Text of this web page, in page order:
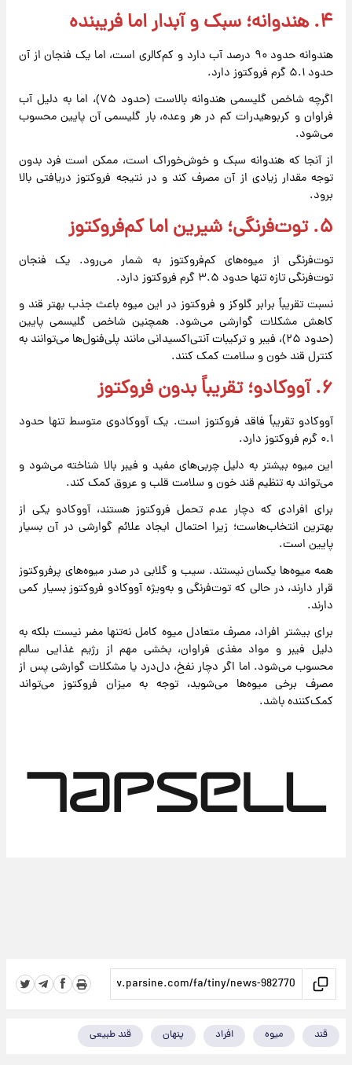
۴. هندوانه؛ سبک و آبدار اما فریبنده
هندوانه حدود ۹۰ درصد آب دارد و کم‌کالری است، اما یک فنجان از آن
حدود ۵.۱ گرم فروکتوز دارد.
اگرچه شاخص گلیسمی هندوانه بالاست (حدود ۷۵)، اما به دلیل آب
فراوان و کربوهیدرات کم در هر وعده، بار گلیسمی آن پایین محسوب
می‌شود.
از آنجا که هندوانه سبک و خوش‌خوراک است، ممکن است فرد بدون
توجه مقدار زیادی از آن مصرف کند و در نتیجه فروکتوز دریافتی بالا
برود.
۵. توت‌فرنگی؛ شیرین اما کم‌فروکتوز
توت‌فرنگی از میوه‌های کم‌فروکتوز به شمار می‌رود. یک فنجان
توت‌فرنگی تازه تنها حدود ۳.۵ گرم فروکتوز دارد.
نسبت تقریباً برابر گلوکز و فروکتوز در این میوه باعث جذب بهتر قند و
کاهش مشکلات گوارشی می‌شود. همچنین شاخص گلیسمی پایین
(حدود ۲۵)، فیبر و ترکیبات آنتی‌اکسیدانی مانند پلی‌فنول‌ها می‌توانند به
کنترل قند خون و سلامت کمک کنند.
۶. آووکادو؛ تقریباً بدون فروکتوز
آووکادو تقریباً فاقد فروکتوز است. یک آووکادوی متوسط تنها حدود
۰.۱ گرم فروکتوز دارد.
این میوه بیشتر به دلیل چربی‌های مفید و فیبر بالا شناخته می‌شود و
می‌تواند به تنظیم قند خون و سلامت قلب و عروق کمک کند.
برای افرادی که دچار عدم تحمل فروکتوز هستند، آووکادو یکی از
بهترین انتخاب‌هاست؛ زیرا احتمال ایجاد علائم گوارشی در آن بسیار
پایین است.
همه میوه‌ها یکسان نیستند. سیب و گلابی در صدر میوه‌های پرفروکتوز
قرار دارند، در حالی که توت‌فرنگی و به‌ویژه آووکادو فروکتوز بسیار کمی
دارند.
برای بیشتر افراد، مصرف متعادل میوه کامل نه‌تنها مضر نیست بلکه به
دلیل فیبر و مواد مغذی فراوان، بخشی مهم از رژیم غذایی سالم
محسوب می‌شود. اما اگر دچار نفخ، دل‌درد یا مشکلات گوارشی پس از
مصرف برخی میوه‌ها می‌شوید، توجه به میزان فروکتوز می‌تواند
کمک‌کننده باشد.
قند میوه افراد پنهان قند طبیعی